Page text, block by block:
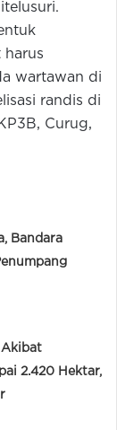
harus
wartawan di
randis di
Curug,
Bandara
Akibat
2.420 Hektar,